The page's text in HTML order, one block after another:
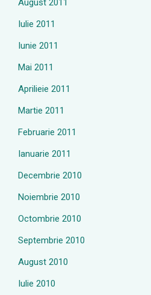
August 2011
Iulie 2011
Iunie 2011
Mai 2011
Aprilieie 2011
Martie 2011
Februarie 2011
Ianuarie 2011
Decembrie 2010
Noiembrie 2010
Octombrie 2010
Septembrie 2010
August 2010
Iulie 2010